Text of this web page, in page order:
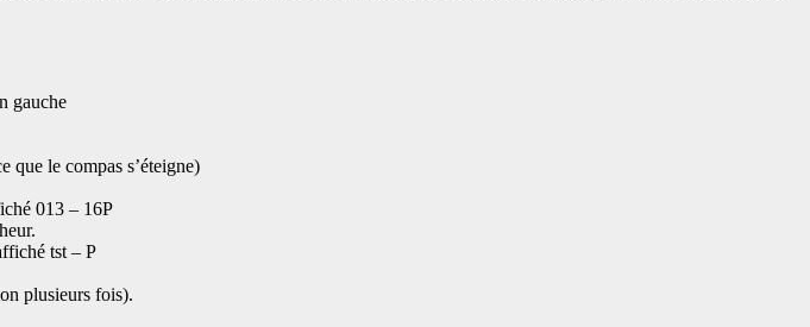
gauche
que le compas s’éteigne)
013 – 16P
tst – P
plusieurs fois).